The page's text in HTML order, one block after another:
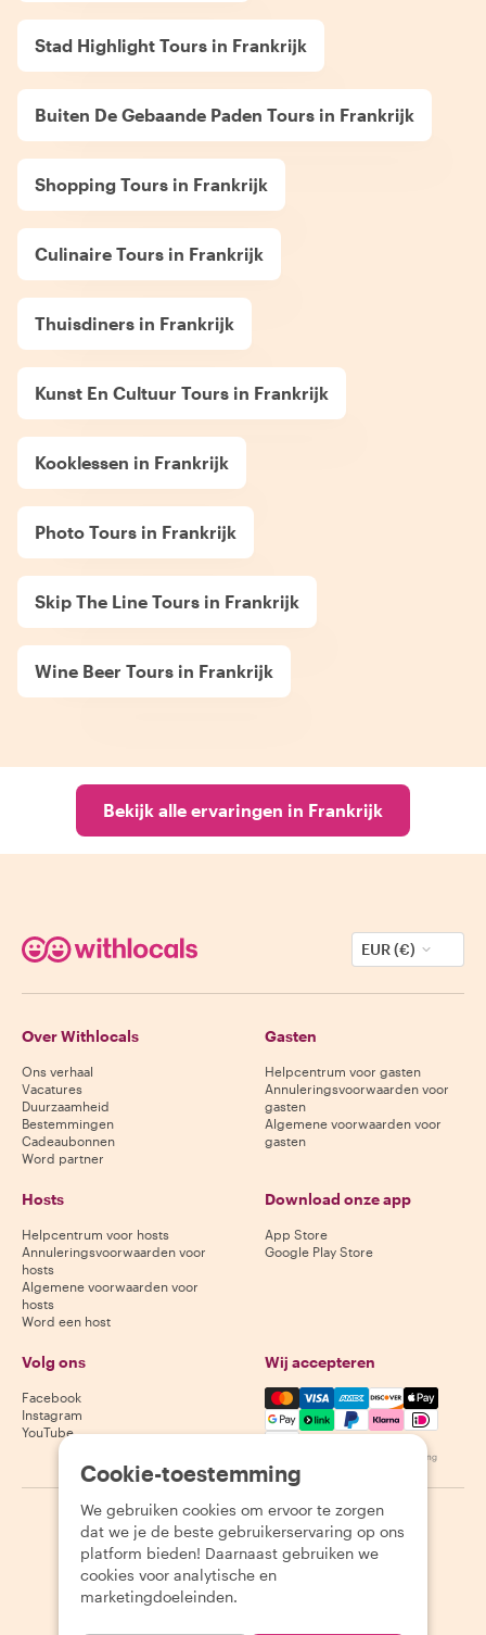
Stad Highlight Tours in Frankrijk
Buiten De Gebaande Paden Tours in Frankrijk
Shopping Tours in Frankrijk
Culinaire Tours in Frankrijk
Thuisdiners in Frankrijk
Kunst En Cultuur Tours in Frankrijk
Kooklessen in Frankrijk
Photo Tours in Frankrijk
Skip The Line Tours in Frankrijk
Wine Beer Tours in Frankrijk
Bekijk alle ervaringen in Frankrijk
EUR (€)
Over Withlocals
Ons verhaal
Vacatures
Duurzaamheid
Bestemmingen
Cadeaubonnen
Word partner
Gasten
Helpcentrum voor gasten
Annuleringsvoorwaarden voor
gasten
Algemene voorwaarden voor
gasten
Hosts
Helpcentrum voor hosts
Annuleringsvoorwaarden voor
hosts
Algemene voorwaarden voor
hosts
Word een host
Download onze app
App Store
Google Play Store
Volg ons
Facebook
Instagram
YouTube
Wij accepteren
Mastercard, Visa, Amex,
Beschikbaarheid varieert per bestemming
2026 Withlocals.com Privacybeleid Cookies
Cookie-toestemming
We gebruiken cookies om ervoor te zorgen
dat we je de beste gebruikerservaring op ons
platform bieden! Daarnaast gebruiken we
cookies voor analytische en
marketingdoeleinden.